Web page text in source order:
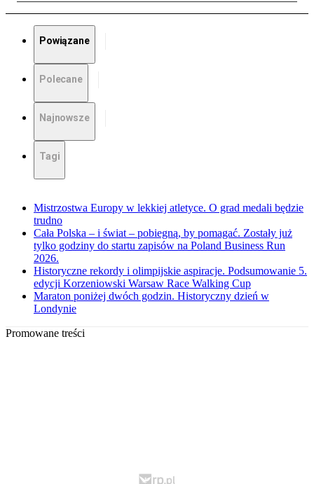
Powiązane
Polecane
Najnowsze
Tagi
Mistrzostwa Europy w lekkiej atletyce. O grad medali będzie
trudno
Cała Polska – i świat – pobiegną, by pomagać. Zostały już
tylko godziny do startu zapisów na Poland Business Run
2026.
Historyczne rekordy i olimpijskie aspiracje. Podsumowanie 5.
edycji Korzeniowski Warsaw Race Walking Cup
Maraton poniżej dwóch godzin. Historyczny dzień w
Londynie
Promowane treści